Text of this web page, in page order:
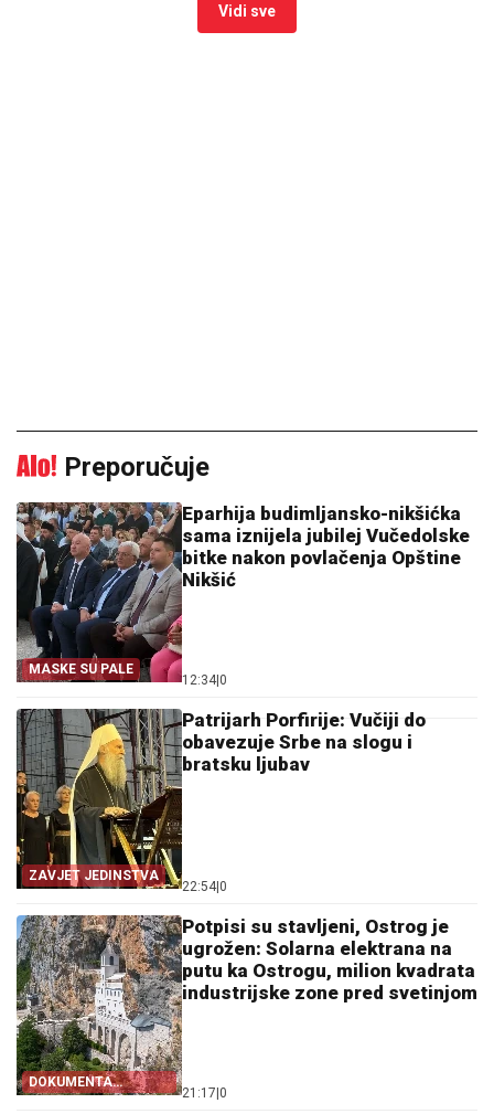
Vidi sve
Preporučuje
MASKE SU PALE
Eparhija budimljansko-nikšićka
sama iznijela jubilej Vučedolske
bitke nakon povlačenja Opštine
Nikšić
12:34|0
ZAVJET JEDINSTVA
Patrijarh Porfirije: Vučiji do
obavezuje Srbe na slogu i
bratsku ljubav
22:54|0
DOKUMENTA
OTKRIVAJU
Potpisi su stavljeni, Ostrog je
ugrožen: Solarna elektrana na
putu ka Ostrogu, milion kvadrata
industrijske zone pred svetinjom
21:17|0